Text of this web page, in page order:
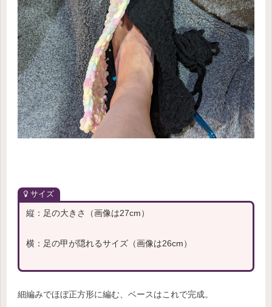
サイズ
縦：足の大きさ（画像は27cm）
横：足の甲が隠れるサイズ（画像は26cm）
細編みでほぼ正方形に編む、ベースはこれで完成。